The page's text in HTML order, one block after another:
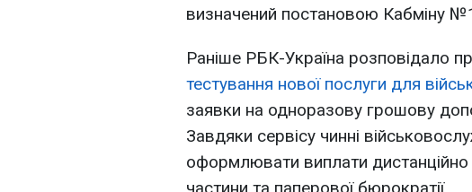
визначений постановою Кабміну
Раніше РБК-Україна розповідало
тестування нової послуги для
заявки на одноразову грошову
Завдяки сервісу чинні
оформлювати виплати дистанційно